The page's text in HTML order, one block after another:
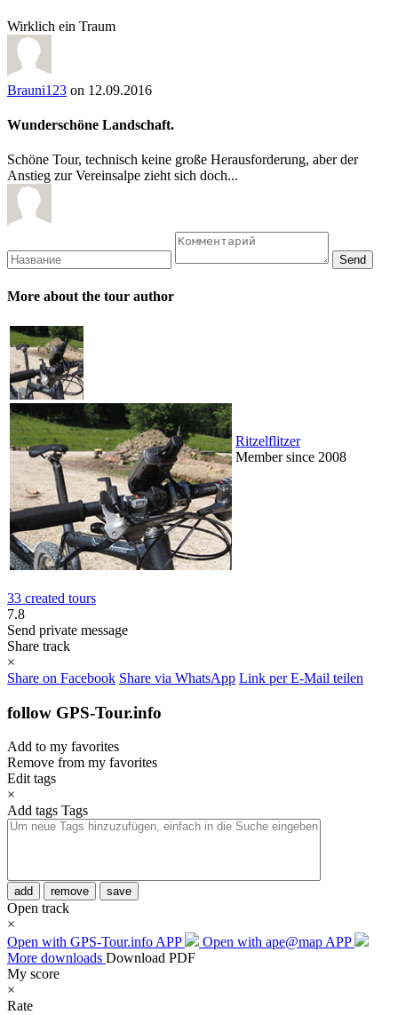
Wirklich ein Traum
Brauni123 on 12.09.2016
Wunderschöne Landschaft.
Schöne Tour, technisch keine große Herausforderung, aber der
Anstieg zur Vereinsalpe zieht sich doch...
More about the tour author
Ritzelflitzer
Member since 2008
33 created tours
7.8
Send private message
Share track
×
Share on Facebook Share via WhatsApp Link per E-Mail teilen
follow GPS-Tour.info
Add to my favorites
Remove from my favorites
Edit tags
×
Add tags Tags
add remove save
Open track
×
Open with GPS-Tour.info APP
Open with ape@map APP
More downloads Download PDF
My score
×
Rate